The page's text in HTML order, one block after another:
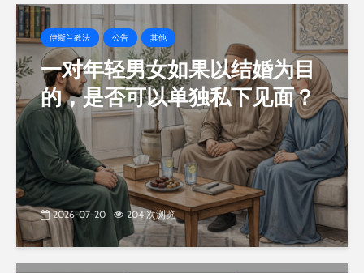
伊斯兰教法 公告 其他
一对年轻男女如果以结婚为目
的，是否可以单独私下见面？
2026-07-20 204 次浏览